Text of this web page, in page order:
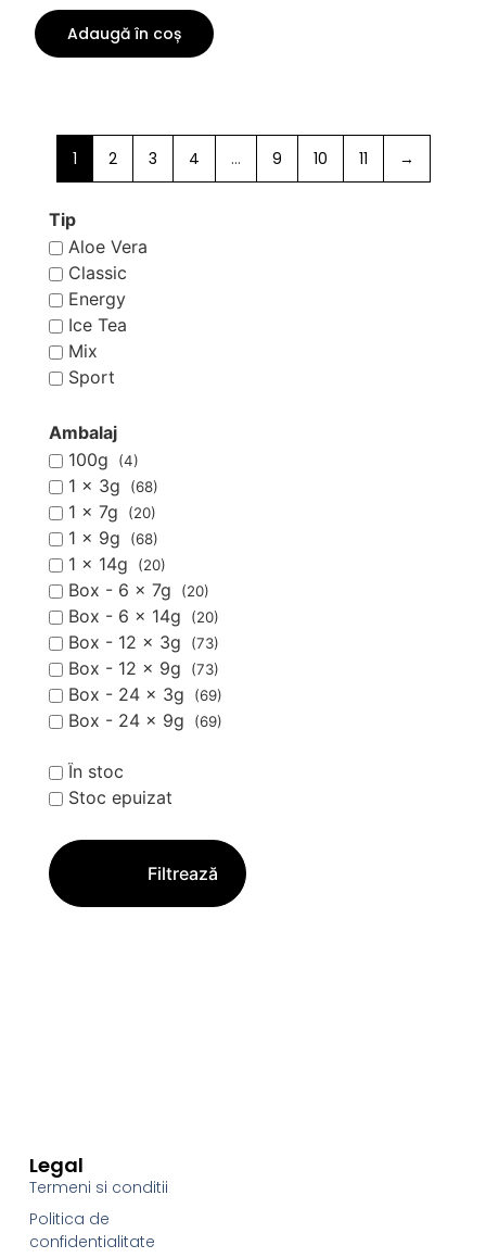
Tip
Aloe Vera
Classic
Energy
Ice Tea
Mix
Sport
Ambalaj
100g
(4)
1 x 3g (68)
1 x 7g (20)
1 x 9g (68)
1 x 14g (20)
Box - 6 x 7g (20)
Box - 6 x 14g (20)
Box - 12 x 3g (73)
Box - 12 x 9g (73)
Box - 24 x 3g (69)
Box - 24 x 9g (69)
În stoc
Stoc epuizat
Filtrează
Adaugă în coș
1 2 3 4 … 9 10 11 →
Legal
Termeni si conditii
Politica de
confidentialitate